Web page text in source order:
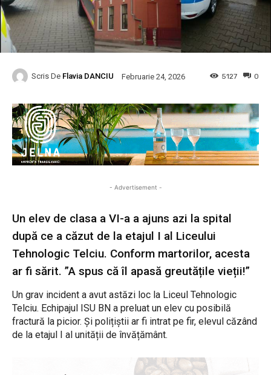
Scris De Flavia DANCIU Februarie 24, 2026 0
5127
- Advertisement -
Un elev de clasa a VI-a a ajuns azi la spital
după ce a căzut de la etajul I al Liceului
Tehnologic Telciu. Conform martorilor, acesta
ar fi sărit. ”A spus că îl apasă greutățile vieții!”
Un grav incident a avut astăzi loc la Liceul Tehnologic
Telciu. Echipajul ISU BN a preluat un elev cu posibilă
fractură la picior. Și polițiștii ar fi intrat pe fir, elevul căzând
de la etajul I al unității de învățământ.